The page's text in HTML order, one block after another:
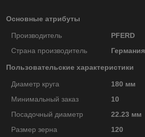
Основные атрибуты
Производитель
PFERD
Страна производитель
Германия
Пользовательские характеристики
Диаметр круга
180 мм
Минимальный заказ
10
Посадочный диаметр
22.23 мм
Размер зерна
120